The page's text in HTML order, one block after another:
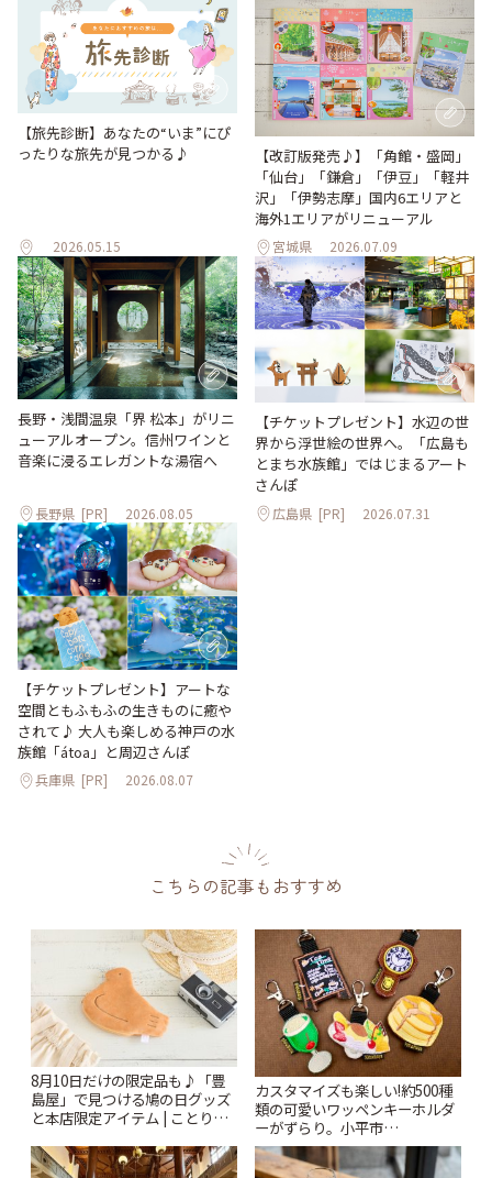
【旅先診断】あなたの“いま”にぴ
ったりな旅先が見つかる♪
2026.05.15
【改訂版発売♪】「角館・盛岡」
「仙台」「鎌倉」「伊豆」「軽井
沢」「伊勢志摩」国内6エリアと
海外1エリアがリニューアル
宮城県 2026.07.09
長野・浅間温泉「界 松本」がリニ
ューアルオープン。信州ワインと
音楽に浸るエレガントな湯宿へ
長野県 [PR] 2026.08.05
【チケットプレゼント】水辺の世
界から浮世絵の世界へ。「広島も
とまち水族館」ではじまるアート
さんぽ
広島県 [PR] 2026.07.31
【チケットプレゼント】アートな
空間ともふもふの生きものに癒や
されて♪ 大人も楽しめる神戸の水
族館「átoa」と周辺さんぽ
兵庫県 [PR] 2026.08.07
こちらの記事もおすすめ
8月10日だけの限定品も♪「豊
島屋」で見つける鳩の日グッズ
と本店限定アイテム | ことりっ
カスタマイズも楽しい!約500種
類の可愛いワッペンキーホルダ
ーがずらり。小平市
「Kimamaya T&K」 | ことりっ
ぷ